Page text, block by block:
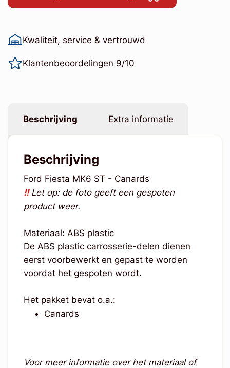
Kwaliteit, service & vertrouwd
Klantenbeoordelingen 9/10
Beschrijving Extra informatie
Beschrijving
Ford Fiesta MK6 ST - Canards
!!Let op: de foto geeft een gespoten
product weer.
Materiaal: ABS plastic
De ABS plastic carrosserie-delen dienen
eerst voorbewerkt en gepast te worden
voordat het gespoten wordt.
Het pakket bevat o.a.:
Canards
Voor meer informatie over het materiaal of